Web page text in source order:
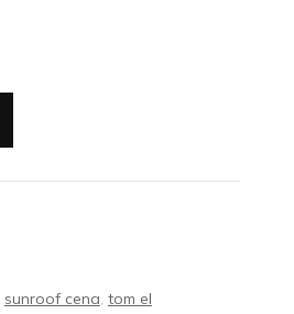
sunroof cena, tom el